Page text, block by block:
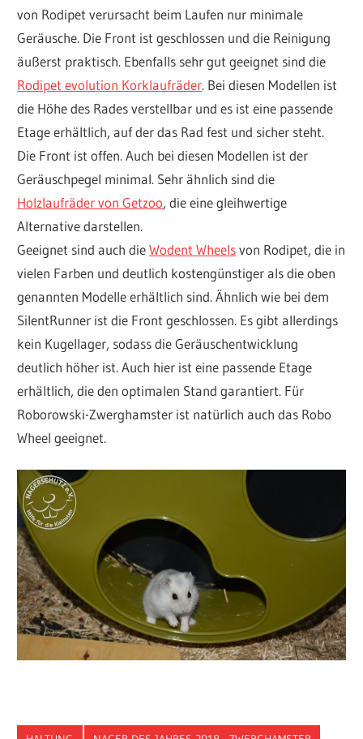
von Rodipet verursacht beim Laufen nur minimale
Geräusche. Die Front ist geschlossen und die Reinigung
äußerst praktisch. Ebenfalls sehr gut geeignet sind die
Rodipet evolution Korklaufräder. Bei diesen Modellen ist
die Höhe des Rades verstellbar und es ist eine passende
Etage erhältlich, auf der das Rad fest und sicher steht.
Die Front ist offen. Auch bei diesen Modellen ist der
Geräuschpegel minimal. Sehr ähnlich sind die
Holzlaufräder von Getzoo, die eine gleihwertige
Alternative darstellen.
Geeignet sind auch dieWodent Wheelsvon Rodipet, die in
vielen Farben und deutlich kostengünstiger als die oben
genannten Modelle erhältlich sind. Ähnlich wie bei dem
SilentRunner ist die Front geschlossen. Es gibt allerdings
kein Kugellager, sodass die Geräuschentwicklung
deutlich höher ist. Auch hier ist eine passende Etage
erhältlich, die den optimalen Stand garantiert. Für
Roborowski-Zwerghamster ist natürlich auch das Robo
Wheel geeignet.